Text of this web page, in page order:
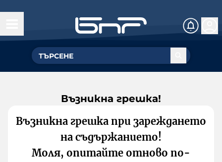
Възникна грешка!
Възникна грешка при зареждането
на съдържанието!
Моля, опитайте отново по-